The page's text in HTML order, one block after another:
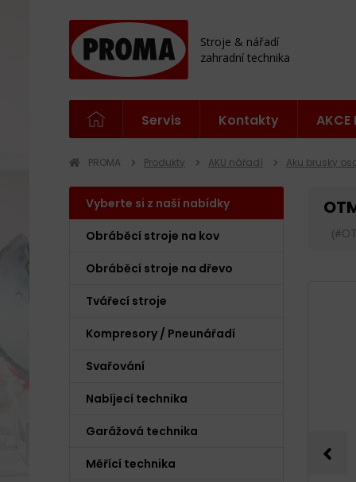
Stroje & nářadí
zahradní technika
Servis Kontakty
PROMA Produkty AKU nářadí Aku brusky
Vyberte si z naší nabídky
Obráběcí stroje na kov
Obráběcí stroje na dřevo
Tvářecí stroje
Kompresory / Pneunářadí
Svařování
Nabíjecí technika
Garážová technika
Měřící technika